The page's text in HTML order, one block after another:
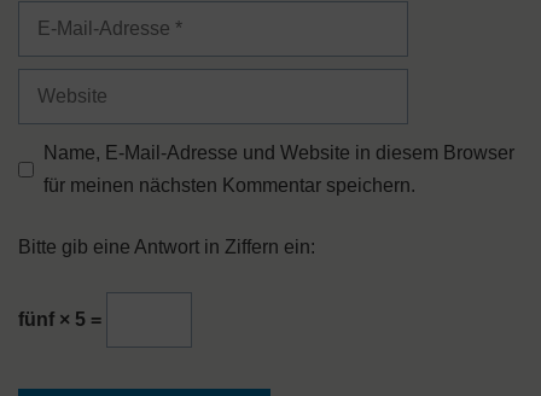
Website
Name, E-Mail-Adresse und Website in diesem Browser
für meinen nächsten Kommentar speichern.
Bitte gib eine Antwort in Ziffern ein:
fünf × 5 =